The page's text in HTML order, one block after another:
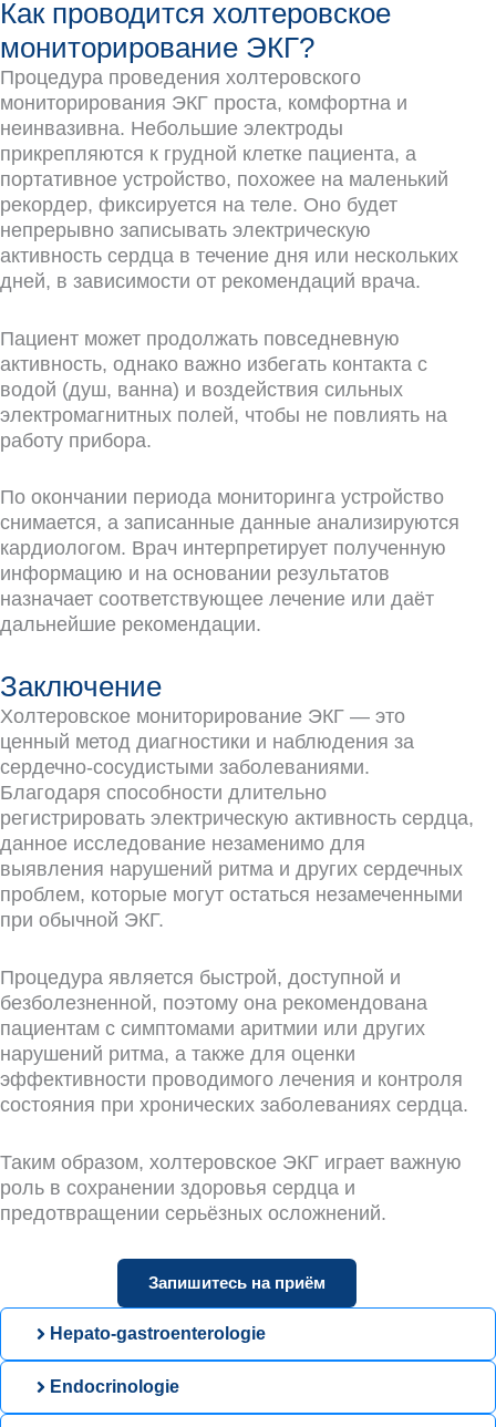
Hepato-gastroenterologie
Endocrinologie
Как проводится холтеровское
мониторирование ЭКГ?
Процедура проведения холтеровского
мониторирования ЭКГ проста, комфортна и
неинвазивна. Небольшие электроды
прикрепляются к грудной клетке пациента, а
портативное устройство, похожее на маленький
рекордер, фиксируется на теле. Оно будет
непрерывно записывать электрическую
активность сердца в течение дня или нескольких
дней, в зависимости от рекомендаций врача.
Пациент может продолжать повседневную
активность, однако важно избегать контакта с
водой (душ, ванна) и воздействия сильных
электромагнитных полей, чтобы не повлиять на
работу прибора.
По окончании периода мониторинга устройство
снимается, а записанные данные анализируются
кардиологом. Врач интерпретирует полученную
информацию и на основании результатов
назначает соответствующее лечение или даёт
дальнейшие рекомендации.
Заключение
Холтеровское мониторирование ЭКГ — это
ценный метод диагностики и наблюдения за
сердечно-сосудистыми заболеваниями.
Благодаря способности длительно
регистрировать электрическую активность сердца,
данное исследование незаменимо для
выявления нарушений ритма и других сердечных
проблем, которые могут остаться незамеченными
при обычной ЭКГ.
Процедура является быстрой, доступной и
безболезненной, поэтому она рекомендована
пациентам с симптомами аритмии или других
нарушений ритма, а также для оценки
эффективности проводимого лечения и контроля
состояния при хронических заболеваниях сердца.
Таким образом, холтеровское ЭКГ играет важную
роль в сохранении здоровья сердца и
предотвращении серьёзных осложнений.
Запишитесь на приём